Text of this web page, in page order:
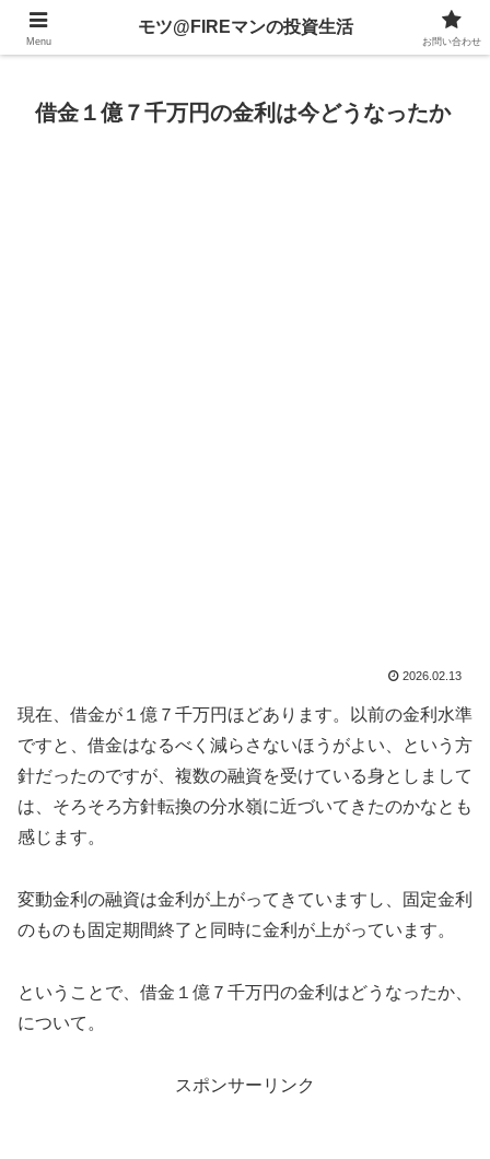
不動産、投資信託、暗号資産、株式、等々への投資について
借金１億７千万円の金利は今どうなったか
2026.02.13
現在、借金が１億７千万円ほどあります。以前の金利水準
ですと、借金はなるべく減らさないほうがよい、という方
針だったのですが、複数の融資を受けている身としまして
は、そろそろ方針転換の分水嶺に近づいてきたのかなとも
感じます。
変動金利の融資は金利が上がってきていますし、固定金利
のものも固定期間終了と同時に金利が上がっています。
ということで、借金１億７千万円の金利はどうなったか、
について。
スポンサーリンク
Menu
モツ@FIREマンの投資生活
お問い合わせ